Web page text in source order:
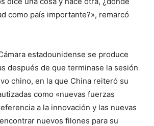
como país importante?», remarcó
estadounidense se produce
después de que terminase la sesión
chino, en la que China reiteró su
como «nuevas fuerzas
a la innovación y las nuevas
nuevos filones para su